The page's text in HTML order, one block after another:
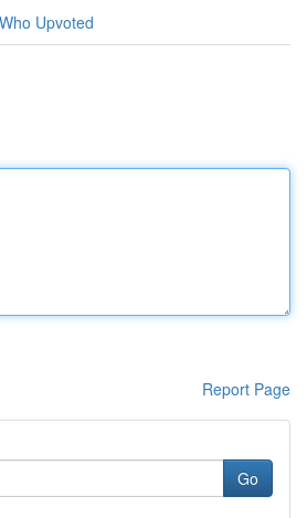
Who Upvoted
Report Page
Go